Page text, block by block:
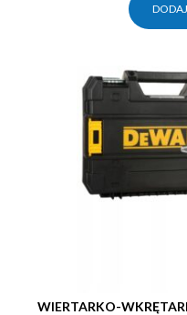
WIERTARKO-